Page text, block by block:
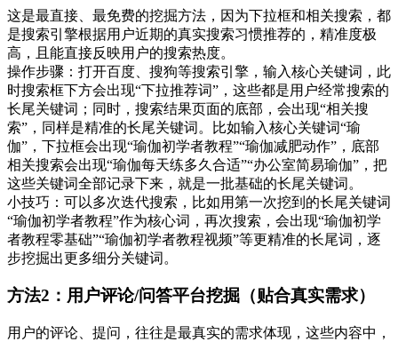
这是最直接、最免费的挖掘方法，因为下拉框和相关搜索，都
是搜索引擎根据用户近期的真实搜索习惯推荐的，精准度极
高，且能直接反映用户的搜索热度。
操作步骤：打开百度、搜狗等搜索引擎，输入核心关键词，此
时搜索框下方会出现“下拉推荐词”，这些都是用户经常搜索的
长尾关键词；同时，搜索结果页面的底部，会出现“相关搜
索”，同样是精准的长尾关键词。比如输入核心关键词“瑜
伽”，下拉框会出现“瑜伽初学者教程”“瑜伽减肥动作”，底部
相关搜索会出现“瑜伽每天练多久合适”“办公室简易瑜伽”，把
这些关键词全部记录下来，就是一批基础的长尾关键词。
小技巧：可以多次迭代搜索，比如用第一次挖到的长尾关键词
“瑜伽初学者教程”作为核心词，再次搜索，会出现“瑜伽初学
者教程零基础”“瑜伽初学者教程视频”等更精准的长尾词，逐
步挖掘出更多细分关键词。
方法2：用户评论/问答平台挖掘（贴合真实需求）
用户的评论、提问，往往是最真实的需求体现，这些内容中，